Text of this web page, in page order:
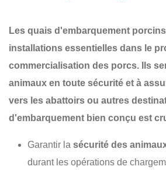
Les quais d'embarquement porcins
installations essentielles dans le
commercialisation des porcs. Ils
animaux en toute sécurité et à
vers les abattoirs ou autres
d'embarquement bien conçu est
Garantir la sécurité des
durant les opérations de